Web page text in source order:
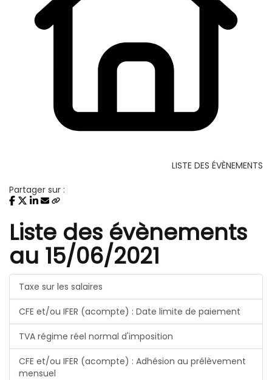
LISTE DES ÉVÈNEMENTS
Partager sur :
Liste des évènements
au 15/06/2021
Taxe sur les salaires
CFE et/ou IFER (acompte) : Date limite de paiement
TVA régime réel normal d'imposition
CFE et/ou IFER (acompte) : Adhésion au prélèvement
mensuel